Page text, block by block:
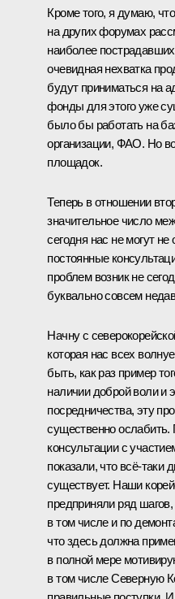
Кроме того, я думаю,
на других форумах
наиболее
очевидная нехватка
будут приниматься на
фонды для этого уже
было бы работать на
организации, ФАО. Но
площадок.
Теперь в отношении
значительное число
сегодня нас не могут
постоянные
проблем возник не
буквально совсем
Начну с
которая нас всех
быть, как раз пример
наличии доброй воли и
посредничества, эту
существенно
консультации с
показали, что всё‑таки
существует. Наши
предприняли ряд
в том числе и по
что здесь должна
в полной мере
в том числе Северную